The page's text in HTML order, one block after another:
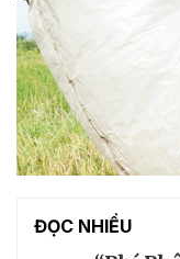
ĐỌC NHIỀU